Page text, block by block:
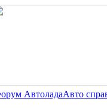
АвтоладаАвто